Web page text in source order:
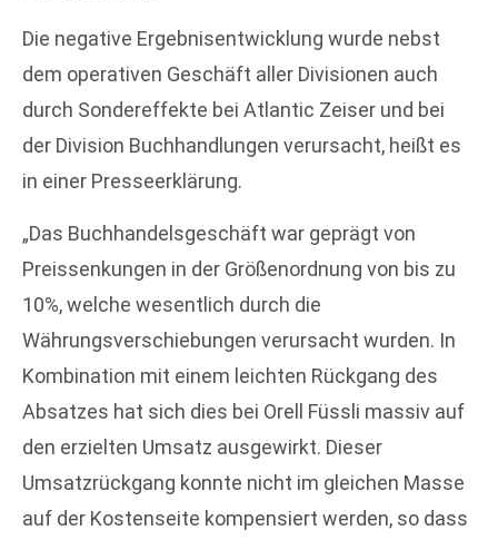
Die negative Ergebnisentwicklung wurde nebst
dem operativen Geschäft aller Divisionen auch
durch Sondereffekte bei Atlantic Zeiser und bei
der Division Buchhandlungen verursacht, heißt es
in einer Presseerklärung.
„Das Buchhandelsgeschäft war geprägt von
Preissenkungen in der Größenordnung von bis zu
10%, welche wesentlich durch die
Währungsverschiebungen verursacht wurden. In
Kombination mit einem leichten Rückgang des
Absatzes hat sich dies bei Orell Füssli massiv auf
den erzielten Umsatz ausgewirkt. Dieser
Umsatzrückgang konnte nicht im gleichen Masse
auf der Kostenseite kompensiert werden, so dass